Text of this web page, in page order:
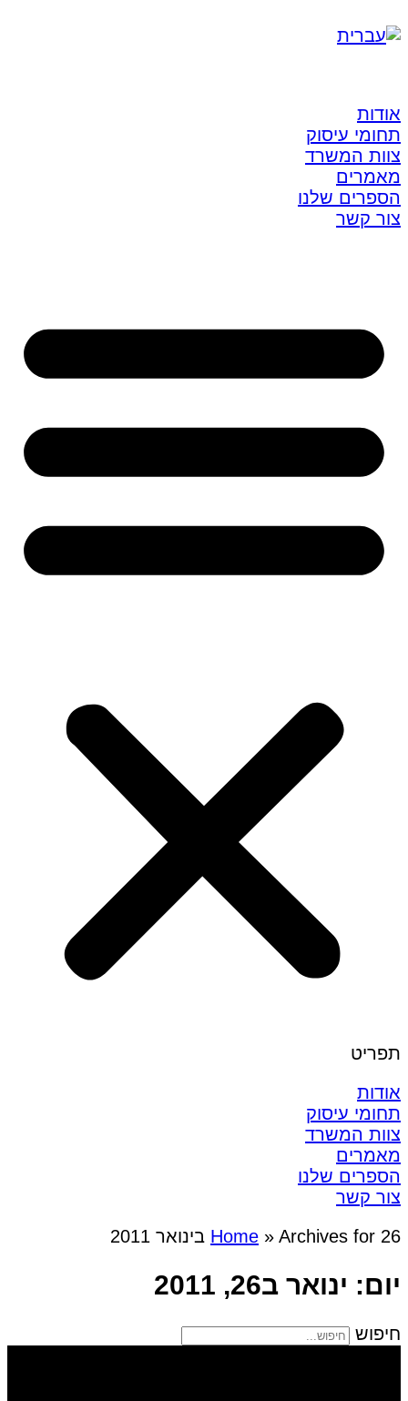
אודות
תחומי עיסוק
צוות המשרד
מאמרים
הספרים שלנו
צור קשר
תפריט
אודות
תחומי עיסוק
צוות המשרד
מאמרים
הספרים שלנו
צור קשר
Home » Archives for 26 בינואר 2011
יום: ינואר ב26, 2011
חיפוש